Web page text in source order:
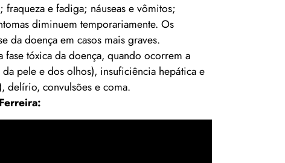
e fadiga; náuseas e vômitos;
diminuem temporariamente. Os
da doença em casos mais graves.
fase tóxica da doença, quando ocorrem a
pele e dos olhos), insuficiência hepática e
delírio, convulsões e coma.